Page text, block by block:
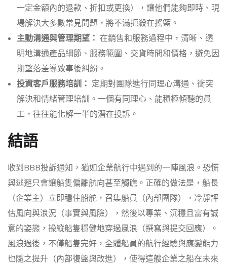
一定金額內的退款、折扣或更換），讓他們能夠即時、現
場解決大多數常見問題，將不滿扼殺在搖籃。
主動溝通與管理期望： 在銷售和服務過程中，清晰、透
明地溝通產品細節、服務範圍、交貨時間和價格，避免因
期望落差導致事後糾紛。
投資客戶服務培訓： 定期對團隊進行同理心溝通、衝突
解決和情緒管理培訓。一個有同理心、能積極傾聽的員
工，往往能化解一半的潛在投訴。
結語
收到BBB投訴通知，猶如企業航行中遇到的一陣風浪。恐慌
與逃避只會讓船隻偏離航向甚至觸礁。正確的做法是，船長
（企業主）立即穩住船舵，召集船員（內部團隊），冷靜評
估風向與浪況（事實與風險），然後以專業、沉穩且富有誠
意的姿態，操縱船隻穩健地穿過風浪（撰寫與提交回應）。
風浪過後，不僅船隻完好，全體船員的航行經驗與應變能力
也隨之提升（內部復盤與改進），使得這艘企業之船在未來